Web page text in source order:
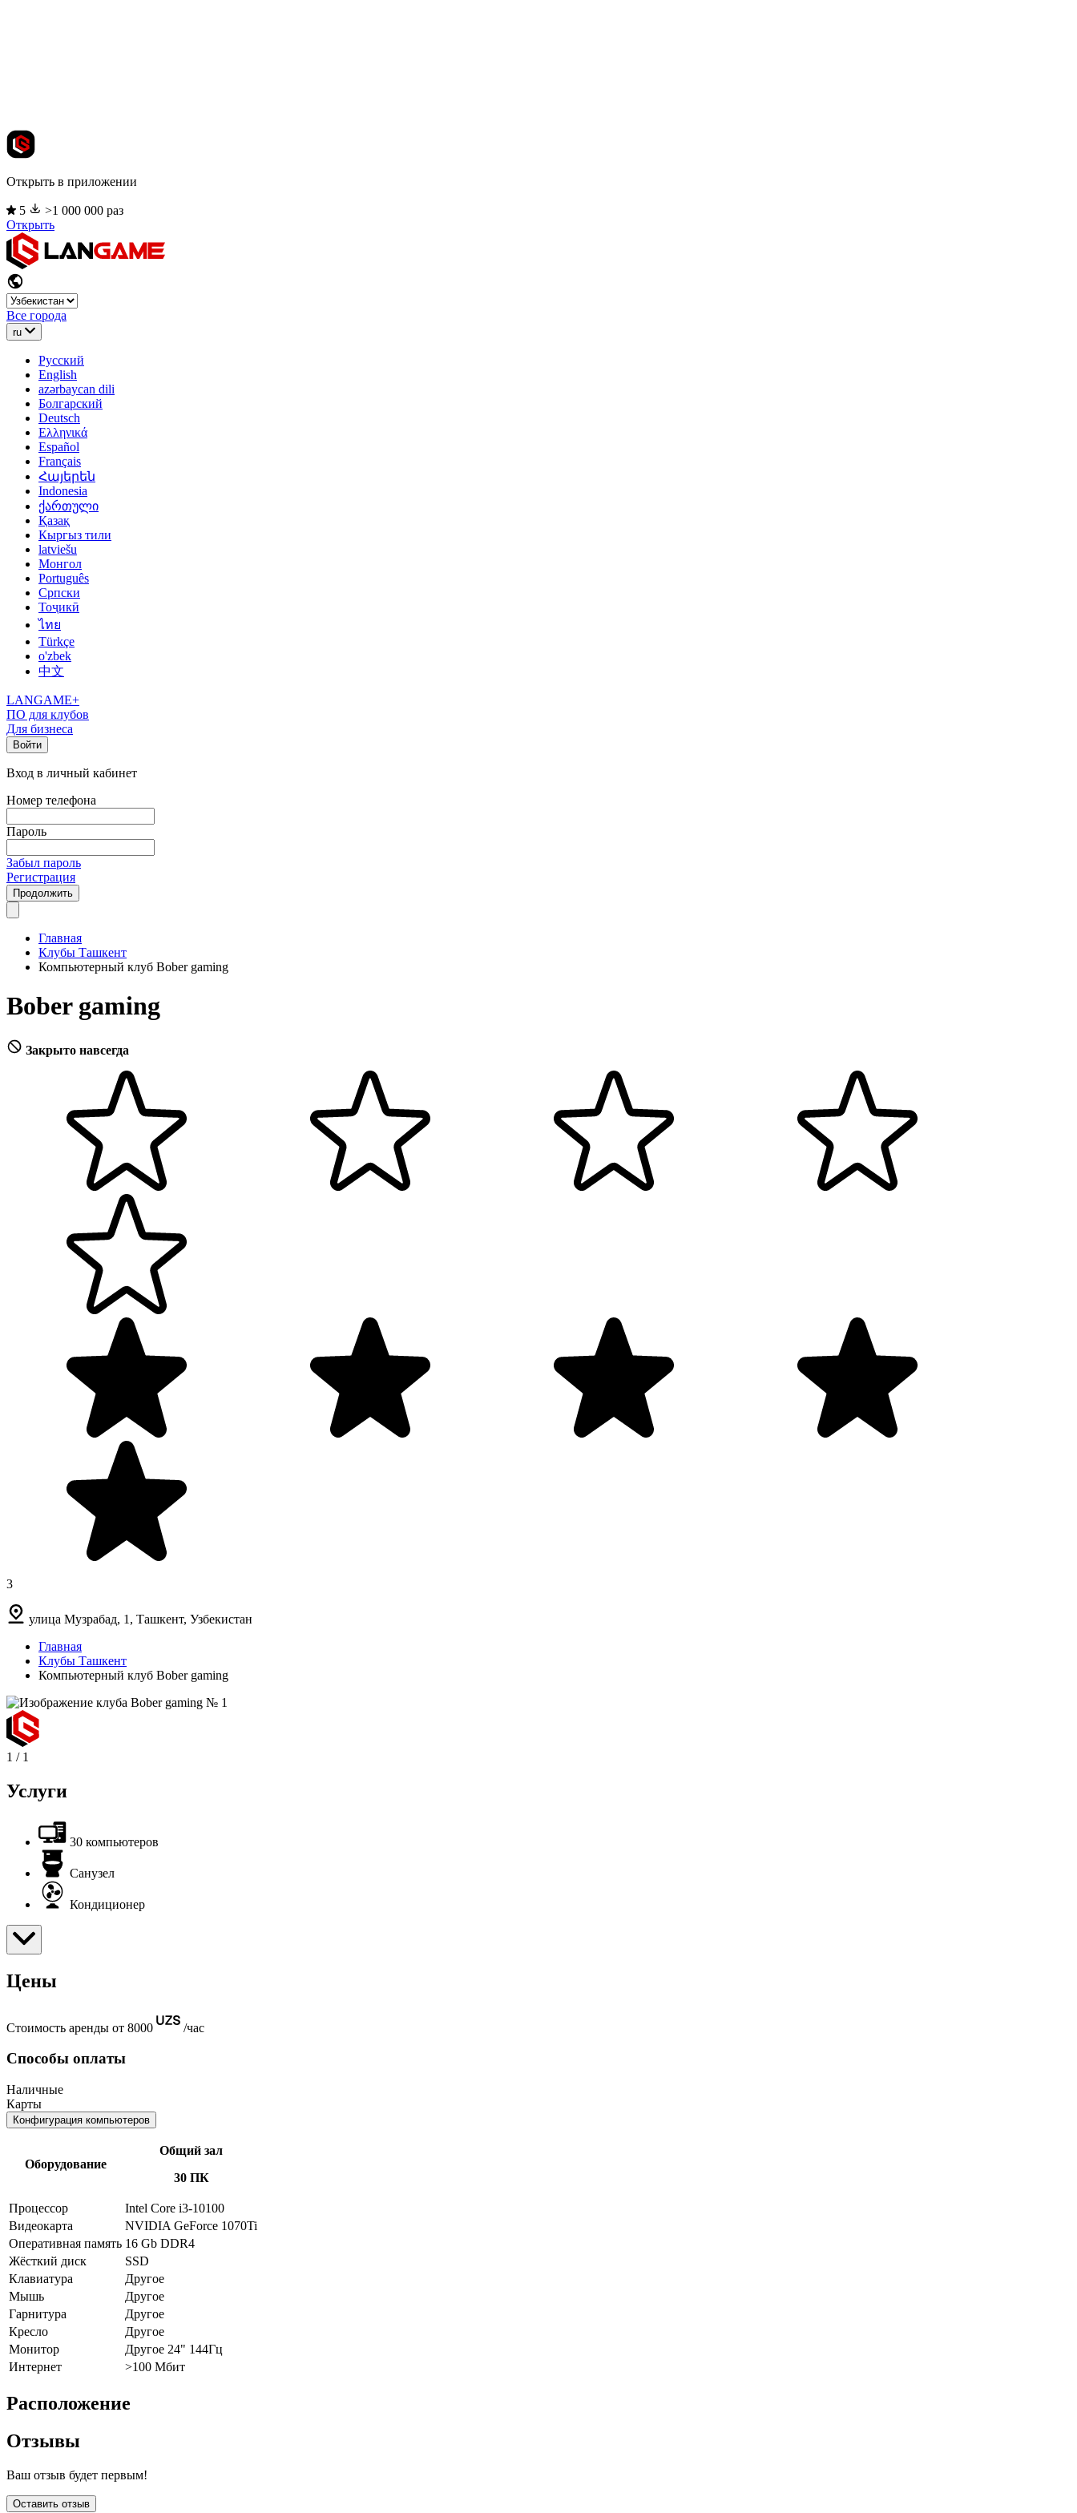
Открыть в приложении
5
>1 000 000 раз
Открыть
Все города
ru
Русский
English
azərbaycan dili
Болгарский
Deutsch
Ελληνικά
Español
Français
Հայերեն
Indonesia
ქართული
Қазақ
Кыргыз тили
latviešu
Монгол
Português
Српски
Тоҷикӣ
ไทย
Türkçe
o'zbek
中文
LANGAME+
ПО для клубов
Для бизнеса
Войти
Вход в личный кабинет
Номер телефона
Пароль
Забыл пароль
Регистрация
Продолжить
Главная
Клубы Ташкент
Компьютерный клуб Bober gaming
Bober gaming
Закрыто навсегда
3
улица Музрабад, 1, Ташкент, Узбекистан
Главная
Клубы Ташкент
Компьютерный клуб Bober gaming
1 / 1
Услуги
30 компьютеров
Санузел
Кондиционер
Цены
Стоимость аренды от 8000 /час
Способы оплаты
Наличные
Карты
Конфигурация компьютеров
Оборудование
Общий зал
30 ПК
Процессор
Intel Core i3-10100
Видеокарта
NVIDIA GeForce 1070Ti
Оперативная память 16 Gb DDR4
Жёсткий диск
SSD
Клавиатура
Другое
Мышь
Другое
Гарнитура
Другое
Кресло
Другое
Монитор
Другое 24" 144Гц
Интернет
>100 Мбит
Расположение
Отзывы
Ваш отзыв будет первым!
Оставить отзыв